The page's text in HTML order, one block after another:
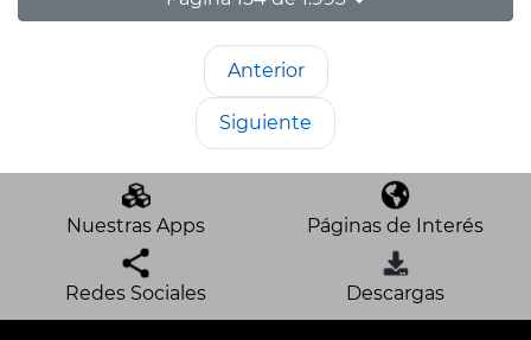
Anterior
Siguiente
Nuestras Apps Páginas de Interés
Redes Sociales Descargas